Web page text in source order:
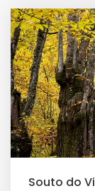
Souto do